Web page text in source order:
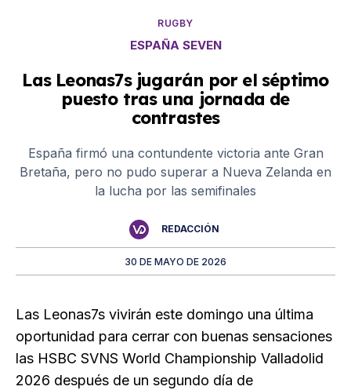
RUGBY
ESPAÑA SEVEN
Las Leonas7s jugarán por el séptimo
puesto tras una jornada de
contrastes
España firmó una contundente victoria ante Gran
Bretaña, pero no pudo superar a Nueva Zelanda en
la lucha por las semifinales
REDACCIÓN
30 DE MAYO DE 2026
Las Leonas7s vivirán este domingo una última
oportunidad para cerrar con buenas sensaciones
las HSBC SVNS World Championship Valladolid
2026 después de un segundo día de